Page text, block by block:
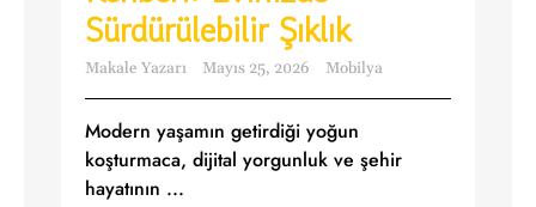
Sürdürülebilir Şıklık
Makale Yazarı Mayıs 25, 2026 Mobilya
Modern yaşamın getirdiği yoğun
koşturmaca, dijital yorgunluk ve şehir
hayatının ...